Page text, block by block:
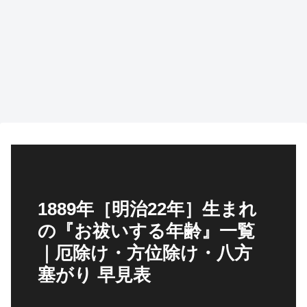
1889年［明治22年］生まれ
の『お祓いする年齢』一覧
｜厄除け・方位除け・八方
塞がり 早見表